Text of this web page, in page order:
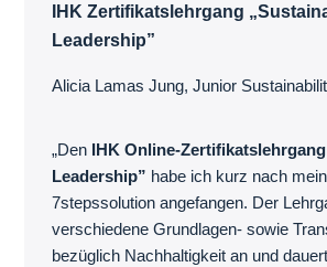
IHK Zertifikatslehrgang
Leadership”
Alicia Lamas Jung, Junior
„Den IHK Online-
Leadership” habe ich kurz nach
7stepssolution angefangen. Der
verschiedene Grundlagen- sowie
bezüglich Nachhaltigkeit an und